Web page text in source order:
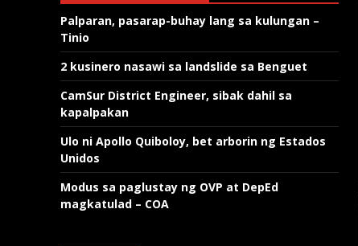
Palparan, pasarap-buhay lang sa kulungan –
Tinio
2 kusinero nasawi sa landslide sa Benguet
CamSur District Engineer, sibak dahil sa
kapalpakan
Ulo ni Apollo Quiboloy, bet arborin ng Estados
Unidos
Modus sa paglustay ng OVP at DepEd
magkatulad – COA